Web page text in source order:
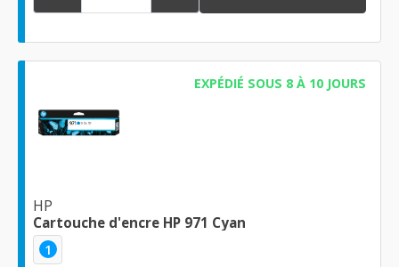
EXPÉDIÉ SOUS 8 À 10 JOURS
HP
Cartouche d'encre HP 971 Cyan
1